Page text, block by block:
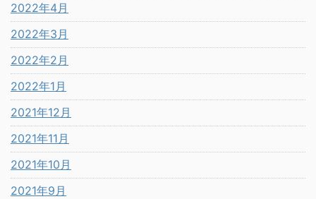
2022年4月
2022年3月
2022年2月
2022年1月
2021年12月
2021年11月
2021年10月
2021年9月